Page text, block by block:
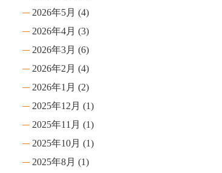
2026年5月 (4)
2026年4月 (3)
2026年3月 (6)
2026年2月 (4)
2026年1月 (2)
2025年12月 (1)
2025年11月 (1)
2025年10月 (1)
2025年8月 (1)